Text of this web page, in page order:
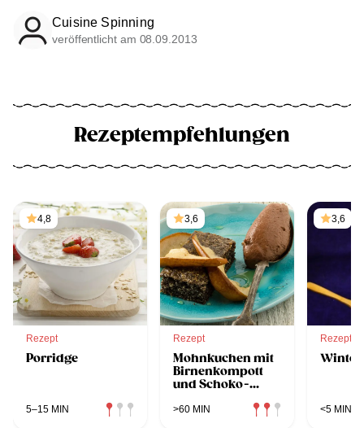
Cuisine Spinning
veröffentlicht am 08.09.2013
Rezeptempfehlungen
4,8
Rezept
Porridge
5–15 MIN
3,6
Rezept
Mohnkuchen mit
Birnenkompott
und Schoko-
>60 MIN
3,6
Rezept
<5 MIN